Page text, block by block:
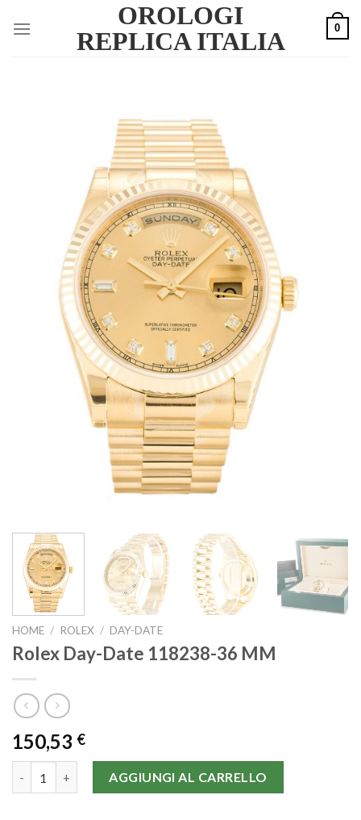
OROLOGI
REPLICA ITALIA
0
HOME / ROLEX / DAY-DATE
Rolex Day-Date 118238-36 MM
150,53 €
AGGIUNGI AL CARRELLO